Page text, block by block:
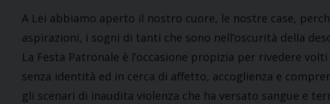
A Lei abbiamo aperto il nostro cuore, le nostre case,
aspirazioni, i sogni di tanti che sono nell’oscurità della
La Festa Patronale è l’occasione propizia per rivedere
senza identità ed in cerca di affetto, accoglienza e
gli scenari di inaudita violenza che ha versato sangue e